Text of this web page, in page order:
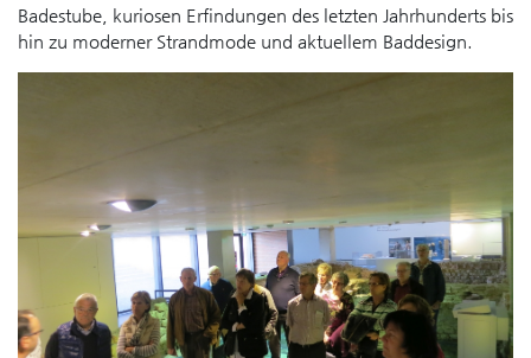
Badestube, kuriosen Erfindungen des letzten Jahrhunderts bis
hin zu moderner Strandmode und aktuellem Baddesign.